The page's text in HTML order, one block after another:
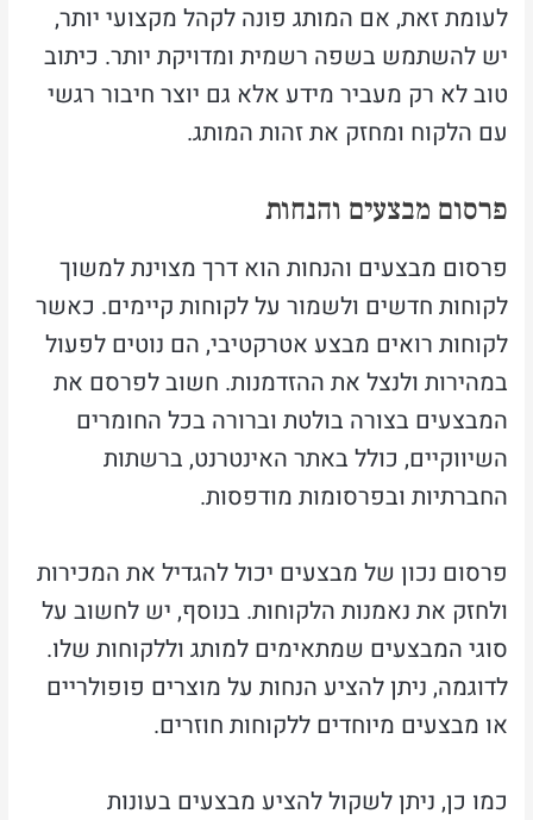
לעומת זאת, אם המותג פונה לקהל מקצועי יותר,
יש להשתמש בשפה רשמית ומדויקת יותר. כיתוב
טוב לא רק מעביר מידע אלא גם יוצר חיבור רגשי
עם הלקוח ומחזק את זהות המותג.
פרסום מבצעים והנחות
פרסום מבצעים והנחות הוא דרך מצוינת למשוך
לקוחות חדשים ולשמור על לקוחות קיימים. כאשר
לקוחות רואים מבצע אטרקטיבי, הם נוטים לפעול
במהירות ולנצל את ההזדמנות. חשוב לפרסם את
המבצעים בצורה בולטת וברורה בכל החומרים
השיווקיים, כולל באתר האינטרנט, ברשתות
החברתיות ובפרסומות מודפסות.
פרסום נכון של מבצעים יכול להגדיל את המכירות
ולחזק את נאמנות הלקוחות. בנוסף, יש לחשוב על
סוגי המבצעים שמתאימים למותג וללקוחות שלו.
לדוגמה, ניתן להציע הנחות על מוצרים פופולריים
או מבצעים מיוחדים ללקוחות חוזרים.
כמו כן, ניתן לשקול להציע מבצעים בעונות